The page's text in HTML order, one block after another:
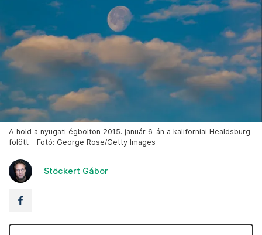
A hold a nyugati égbolton 2015. január 6-án a kaliforniai Healdsburg
fölött – Fotó: George Rose/Getty Images
Stöckert Gábor